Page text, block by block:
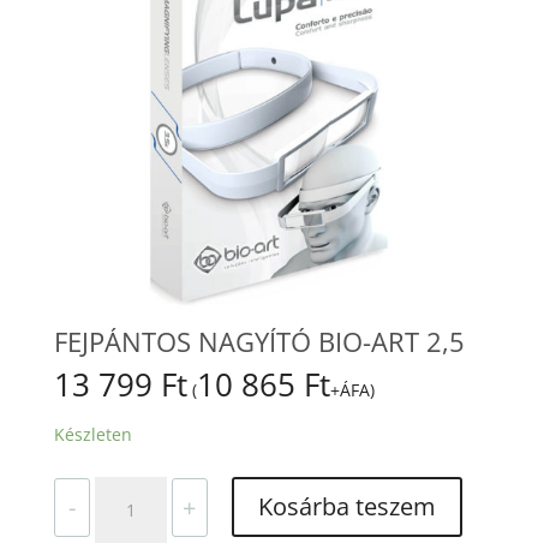
FEJPÁNTOS NAGYÍTÓ BIO-ART 2,5
13 799 Ft (10 865 Ft+ÁFA)
Készleten
-
NAGYÍTÓ
+ Kosárba teszem